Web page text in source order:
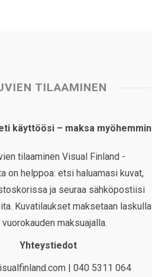
TILAAMINEN
käyttöösi – maksa myöhemmin
tilaaminen Visual Finland -
on helppoa: etsi haluamasi kuvat,
ja seuraa sähköpostiisi
Kuvatilaukset maksetaan laskulla
vuorokauden maksuajalla.
Yhteystiedot
| 040 5311 064